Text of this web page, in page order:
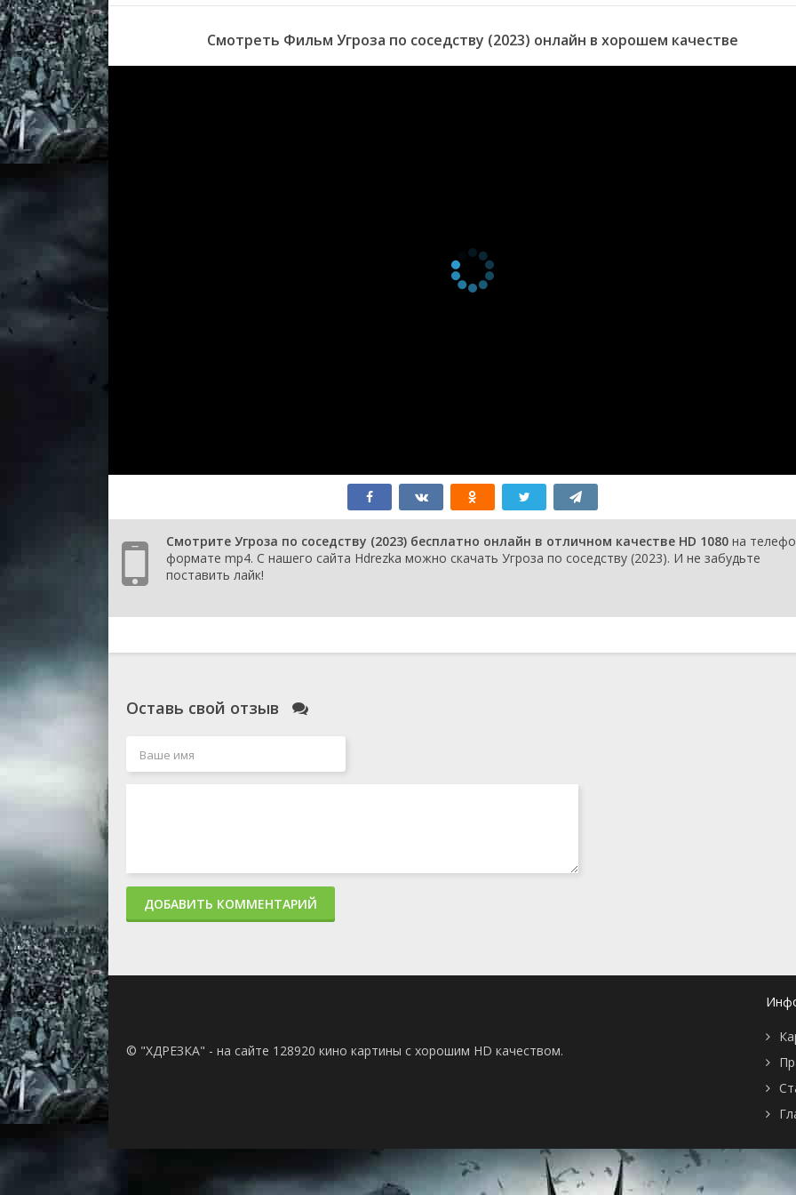
Смотреть Фильм Угроза по соседству (2023) онлайн в хорошем качестве
Смотрите Угроза по соседству (2023) бесплатно онлайн в отличном качестве HD 1080 на
формате mp4. С нашего сайта Hdrezka можно скачать Угроза по соседству (2023). И не забудьте
поставить лайк!
Оставь свой отзыв
ДОБАВИТЬ КОММЕНТАРИЙ
© "ХДРЕЗКА" - на сайте 128920 кино картины с хорошим HD качеством.